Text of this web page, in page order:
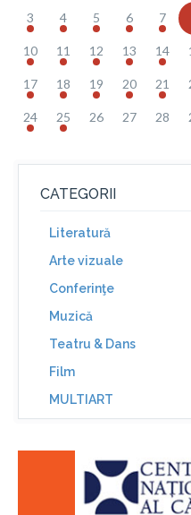
3 4 5 6 7
10 11 12 13 14
17 18 19 20 21
24 25 26 27 28
CATEGORII
Literatură
Arte vizuale
Conferinţe
Muzică
Teatru & Dans
Film
MULTIART